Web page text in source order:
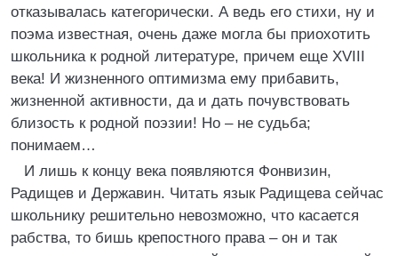
отказывалась категорически. А ведь его стихи, ну и
поэма известная, очень даже могла бы приохотить
школьника к родной литературе, причем еще XVIII
века! И жизненного оптимизма ему прибавить,
жизненной активности, да и дать почувствовать
близость к родной поэзии! Но – не судьба;
понимаем…
И лишь к концу века появляются Фонвизин,
Радищев и Державин. Читать язык Радищева сейчас
школьнику решительно невозможно, что касается
рабства, то бишь крепостного права – он и так